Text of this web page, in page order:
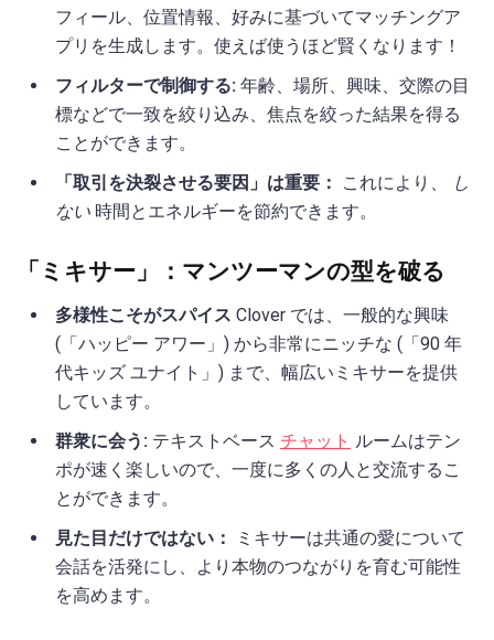
フィール、位置情報、好みに基づいてマッチングア
プリを生成します。使えば使うほど賢くなります！
フィルターで制御する: 年齢、場所、興味、交際の目
標などで一致を絞り込み、焦点を絞った結果を得る
ことができます。
「取引を決裂させる要因」は重要：
これにより、
し
ない 時間とエネルギーを節約できます。
「ミキサー」：マンツーマンの型を破る
多様性こそがスパイス Clover では、一般的な興味
(「ハッピー アワー」) から非常にニッチな (「90 年
代キッズ ユナイト」) まで、幅広いミキサーを提供
しています。
群衆に会う: テキストベース チャット ルームはテン
ポが速く楽しいので、一度に多くの人と交流するこ
とができます。
見た目だけではない：
ミキサーは共通の愛について
会話を活発にし、より本物のつながりを育む可能性
を高めます。